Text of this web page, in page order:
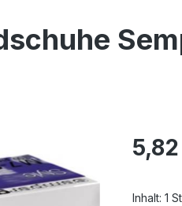
Inhalt: 1